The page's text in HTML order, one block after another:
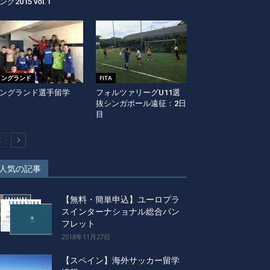
グランド
グランド選手留学
FITA
フォルツァリーグU11選
抜シンガポール遠征：2日
目
気の記事
【無料・簡単申込】ユーロプラ
スインターナショナル総合パン
フレット
2018年11月27日
【スペイン】海外サッカー留学